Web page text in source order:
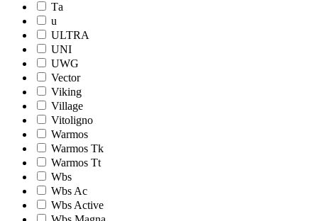
Tа
u
ULTRA
UNI
UWG
Vector
Viking
Village
Vitoligno
Warmos
Warmos Tk
Warmos Tt
Wbs
Wbs Ac
Wbs Active